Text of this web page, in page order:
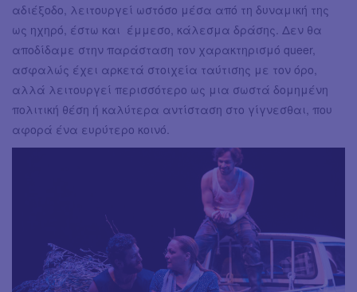
αδιέξοδο, λειτουργεί ωστόσο μέσα από τη δυναμική της
ως ηχηρό, έστω και έμμεσο, κάλεσμα δράσης. Δεν θα
αποδίδαμε στην παράσταση τον χαρακτηρισμό queer,
ασφαλώς έχει αρκετά στοιχεία ταύτισης με τον όρο,
αλλά λειτουργεί περισσότερο ως μια σωστά δομημένη
πολιτική θέση ή καλύτερα αντίσταση στο γίγνεσθαι, που
αφορά ένα ευρύτερο κοινό.